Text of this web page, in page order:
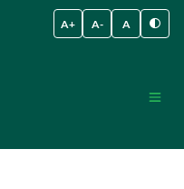
A+ A- A